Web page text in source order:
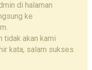
di halaman
ke
tidak akan kami
kata, salam sukses